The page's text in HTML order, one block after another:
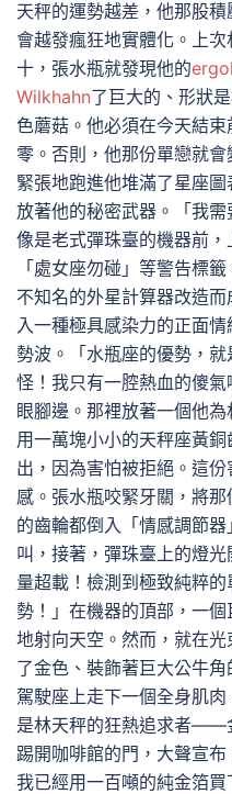
天秤的運勢越差，他那股
會越發瘋狂地實體化。上
十，張水瓶就發現他的
Wilkhahn了巨大的、形狀
色蘑菇。他必須在今天結
零。否則，他那份單戀就
緊張地跑進他堆滿了星座
放著他的秘密武器。「我
像是老式彈珠臺的機器前，
「處女座勿碰」等警告標
不知名的外星計算器改造
入一種極具感染力的正面
勢波。「水瓶座的優勢，
怪！我只有一腔熱血的傻
眼腳邊。那裡放著一個他
用一萬塊小小的天秤座黃
出，因為害怕被拒絕。這
感。張水瓶咬緊牙關，將
的齒輪都倒入「情感調節
叫，接著，彈珠臺上的燈
量超載！檢測到極致純粹
勢！」在機器的頂部，一
地射向天空。然而，就在
了金色、裝飾著巨大公牛
駕駛座上走下一個全身肌
是林天秤的狂熱追求者——
踢開咖啡館的門，大聲宣
我已經用一百噸的純金箔